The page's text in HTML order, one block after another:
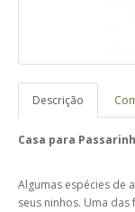
Descrição
Casa para
Algumas espécies de
seus ninhos. Uma